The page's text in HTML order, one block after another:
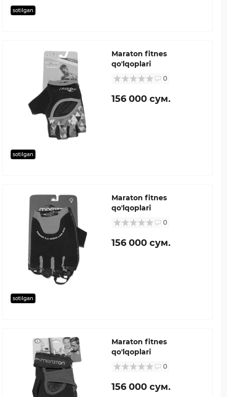
sotilgan
sotilgan
Maraton fitnes
qo'lqoplari
0
156 000 сум.
sotilgan
Maraton fitnes
qo'lqoplari
0
156 000 сум.
Maraton fitnes
qo'lqoplari
0
156 000 сум.